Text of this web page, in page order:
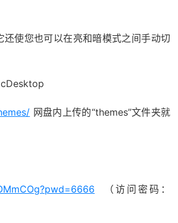
使您也可以在亮和暗模式之间手动切
网盘内上传的“themes”文件夹就
（访问密码：